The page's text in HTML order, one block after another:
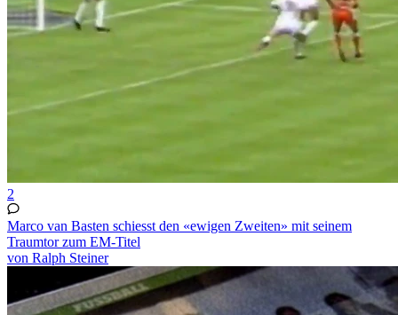
2
Marco van Basten schiesst den «ewigen Zweiten» mit seinem
Traumtor zum EM-Titel
von Ralph Steiner